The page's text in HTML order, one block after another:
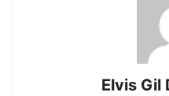
Elvis Gil